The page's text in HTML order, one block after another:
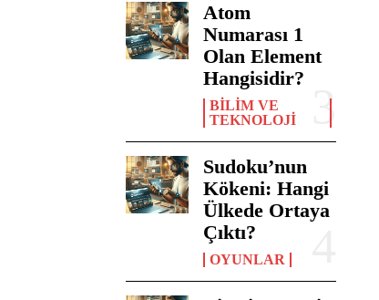
Atom
Numarası 1
Olan Element
Hangisidir?
BILIM VE
TEKNOLOJI
Sudoku’nun
Kökeni: Hangi
Ülkede Ortaya
Çıktı?
OYUNLAR